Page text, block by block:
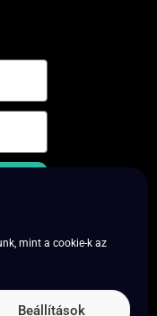
mint a cookie-k az
Beállítások